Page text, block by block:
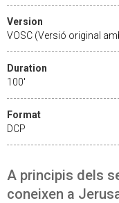
Version
VOSC (Versió original
Duration
100'
Format
DCP
A principis dels
coneixen a